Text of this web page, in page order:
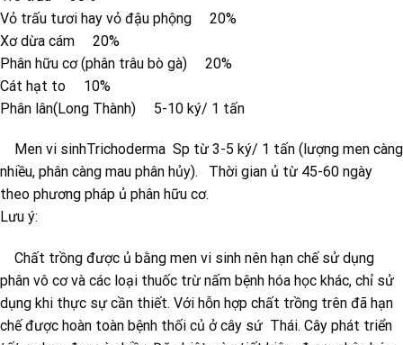
Vỏ trấu tươi hay vỏ đậu phộng 20%
Xơ dừa cám 20%
Phân hữu cơ (phân trâu bò gà) 20%
Cát hạt to 10%
Phân lân(Long Thành) 5-10 ký/ 1 tấn
Men vi sinhTrichoderma Sp từ 3-5 ký/ 1 tấn (lượng men càng
nhiều, phân càng mau phân hủy). Thời gian ủ từ 45-60 ngày
theo phương pháp ủ phân hữu cơ.
Lưu ý:
Chất trồng được ủ bằng men vi sinh nên hạn chế sử dụng
phân vô cơ và các loại thuốc trừ nấm bệnh hóa học khác, chỉ sử
dụng khi thực sự cần thiết. Với hỗn hợp chất trồng trên đã hạn
chế được hoàn toàn bệnh thối củ ở cây sứ Thái. Cây phát triển